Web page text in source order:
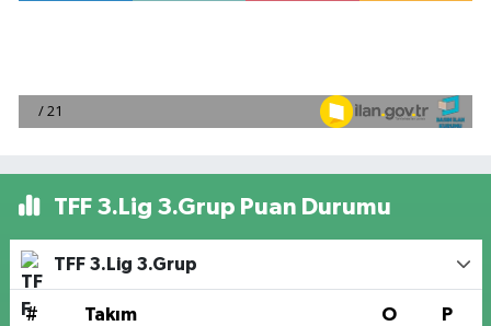
TFF 3.Lig 3.Grup Puan Durumu
TFF 3.Lig 3.Grup
# Takım O P